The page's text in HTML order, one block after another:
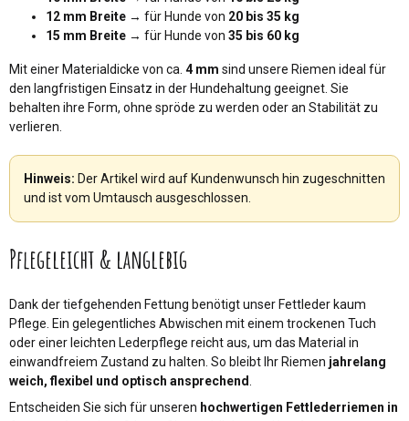
12 mm Breite → für Hunde von 20 bis 35 kg
15 mm Breite → für Hunde von 35 bis 60 kg
Mit einer Materialdicke von ca. 4 mm sind unsere Riemen ideal für
den langfristigen Einsatz in der Hundehaltung geeignet. Sie
behalten ihre Form, ohne spröde zu werden oder an Stabilität zu
verlieren.
Hinweis: Der Artikel wird auf Kundenwunsch hin zugeschnitten
und ist vom Umtausch ausgeschlossen.
Pflegeleicht & langlebig
Dank der tiefgehenden Fettung benötigt unser Fettleder kaum
Pflege. Ein gelegentliches Abwischen mit einem trockenen Tuch
oder einer leichten Lederpflege reicht aus, um das Material in
einwandfreiem Zustand zu halten. So bleibt Ihr Riemen jahrelang
weich, flexibel und optisch ansprechend
Entscheiden Sie sich für unseren hochwertigen Fettlederriemen in